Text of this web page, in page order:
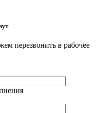
перезвонить в рабочее